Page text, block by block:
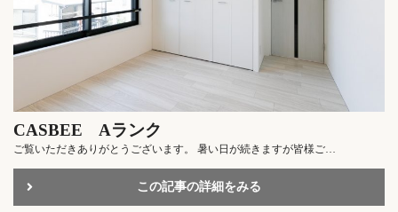
CASBEE Aランク
ご覧いただきありがとうございます。 暑い日が続きますが皆様ご…
この記事の詳細をみる